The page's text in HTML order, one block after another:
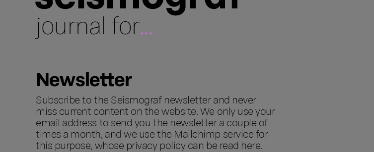
journal for...
Newsletter
Subscribe to the Seismograf newsletter and never
miss current content on the website. We only use your
email address to send you the newsletter a couple of
times a month, and we use the Mailchimp service for
this purpose, whose privacy policy can be read here.